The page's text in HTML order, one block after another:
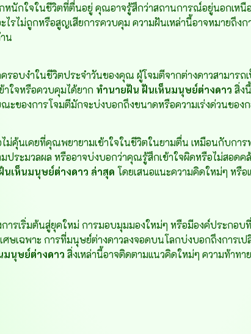
หนักใจในชีวิตที่ตื่นอยู่ คุณอาจรู้สึกว่าสถานการณ์อยู่นอกเห
ไรไม่ถูกหรือสูญเสียการควบคุม ความฝันเหล่านี้อาจหมายถึ
น
บงำในชีวิตประจำวันของคุณ ผู้โจมตีจากต่างดาวสามารถ
ใจหรือควบคุมได้ยาก ทำนายฝัน ฝันเห็นมนุษย์ต่างดาว สิ่ง
ของการโจมตีมักจะบ่งบอกถึงขนาดหรือความเร่งด่วนของ
คุ้นเคยที่คุณพยายามเข้าใจในชีวิตในยามตื่น เหมือนกับการ
ระมวลผล หรืออาจบ่งบอกว่าคุณรู้สึกเข้าใจผิดหรือไม่สอ
นเห็นมนุษย์ต่างดาว ล่าสุด โดยเสนอแนะความคิดใหม่ๆ หรื
ารเริ่มต้นสู่ยุคใหม่ การมอบมุมมองใหม่ๆ หรือมีองค์ประก
เฉพาะ การที่มนุษย์ต่างดาวลงจอดบนโลกบ่งบอกถึงการเ
มนุษย์ต่างดาว สิ่งเหล่านี้อาจติดตามแนวคิดใหม่ๆ ความท้าท